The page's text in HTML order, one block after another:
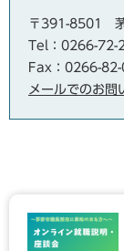
〒391-8501
Tel：0266-72-
Fax：0266-
メールでのお問